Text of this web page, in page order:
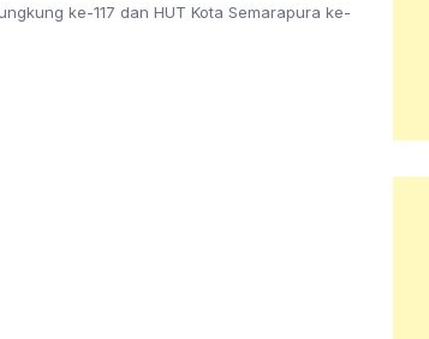
ke-117 dan HUT Kota Semarapura ke-